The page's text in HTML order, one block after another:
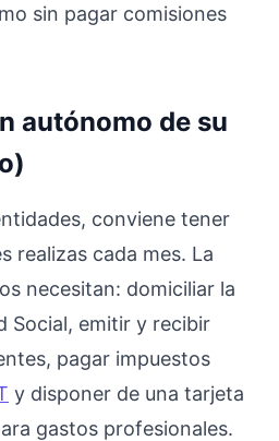
sin pagar comisiones
autónomo de su
conviene tener
realizas cada mes. La
necesitan: domiciliar la
Social, emitir y recibir
pagar impuestos
y disponer de una tarjeta
gastos profesionales.